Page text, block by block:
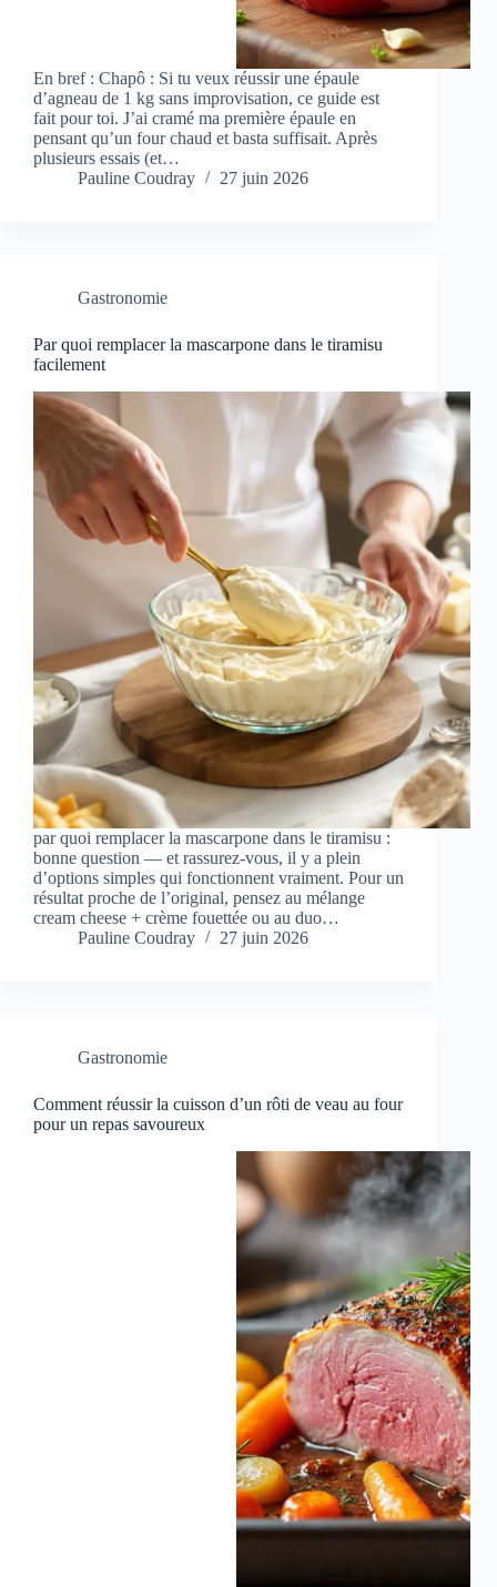
En bref : Chapô : Si tu veux réussir une épaule
d’agneau de 1 kg sans improvisation, ce guide est
fait pour toi. J’ai cramé ma première épaule en
pensant qu’un four chaud et basta suffisait. Après
plusieurs essais (et…
Pauline Coudray
27 juin 2026
Gastronomie
Par quoi remplacer la mascarpone dans le tiramisu
facilement
par quoi remplacer la mascarpone dans le tiramisu :
bonne question — et rassurez‑vous, il y a plein
d’options simples qui fonctionnent vraiment. Pour un
résultat proche de l’original, pensez au mélange
cream cheese + crème fouettée ou au duo…
Pauline Coudray
27 juin 2026
Gastronomie
Comment réussir la cuisson d’un rôti de veau au four
pour un repas savoureux